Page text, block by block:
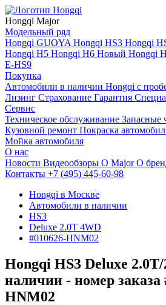
Hongqi Major
Модельный ряд
Hongqi GUOYA Hongqi HS3 Hongqi
Hongqi H5 Hongqi H6 Новый Hongqi
E-HS9
Покупка
Автомобили в наличии Hongqi с
Лизинг Страхование Гарантия
Сервис
Техническое обслуживание Запасные
Кузовной ремонт Покраска
Мойка автомобиля
О нас
Новости Видеообзоры О MajorО
Контакты +7 (495) 445-60-98
Hongqi в Москве
Автомобили в наличии
HS3
Deluxe 2.0T 4WD
#010626-HNM02
Hongqi HS3 Deluxe
наличии - номер заказа
HNM02